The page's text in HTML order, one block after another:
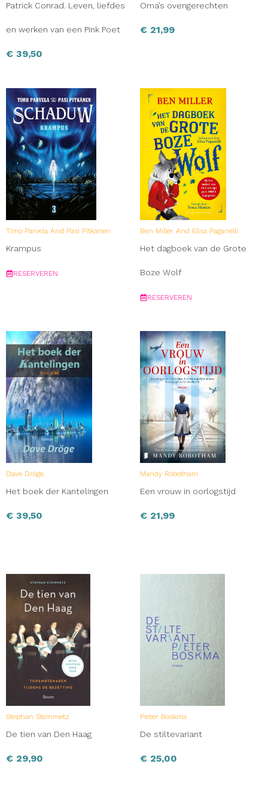
Patrick Conrad. Leven, liefdes
en werken van een Pink Poet
€ 39,50
Oma’s ovengerechten
€ 21,99
Timo Parvela And Pasi Pitkänen
Krampus
RESERVEREN
Ben Miller And Elisa Paganelli
Het dagboek van de Grote
Boze Wolf
RESERVEREN
Dave Dröge
Het boek der Kantelingen
€ 39,50
Mandy Robotham
Een vrouw in oorlogstijd
€ 21,99
Stephan Steinmetz
De tien van Den Haag
€ 29,90
Pieter Boskma
De stiltevariant
€ 25,00